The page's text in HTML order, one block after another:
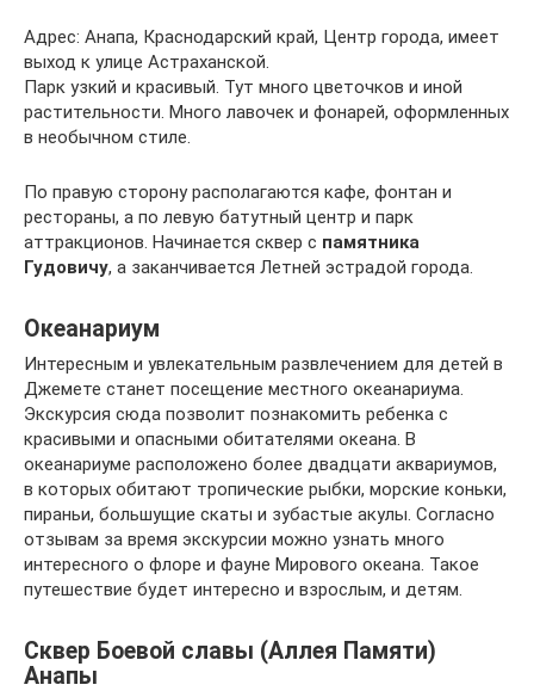
Адрес: Анапа, Краснодарский край, Центр города, имеет
выход к улице Астраханской.
Парк узкий и красивый. Тут много цветочков и иной
растительности. Много лавочек и фонарей, оформленных
в необычном стиле.
По правую сторону располагаются кафе, фонтан и
рестораны, а по левую батутный центр и парк
аттракционов. Начинается сквер с памятника
Гудовичу, а заканчивается Летней эстрадой города.
Океанариум
Интересным и увлекательным развлечением для детей в
Джемете станет посещение местного океанариума.
Экскурсия сюда позволит познакомить ребенка с
красивыми и опасными обитателями океана. В
океанариуме расположено более двадцати аквариумов,
в которых обитают тропические рыбки, морские коньки,
пираньи, большущие скаты и зубастые акулы. Согласно
отзывам за время экскурсии можно узнать много
интересного о флоре и фауне Мирового океана. Такое
путешествие будет интересно и взрослым, и детям.
Сквер Боевой славы (Аллея Памяти)
Анапы